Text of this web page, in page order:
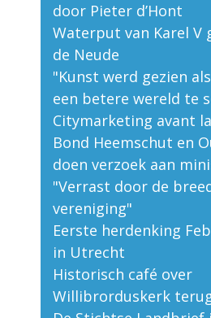
door Pieter d’Hont
Waterput van Karel V
de Neude
"Kunst werd gezien
een betere wereld te
Citymarketing avant
Bond Heemschut en
doen verzoek aan
"Verrast door de
vereniging"
Eerste herdenking
in Utrecht
Historisch café over
Willibrorduskerk